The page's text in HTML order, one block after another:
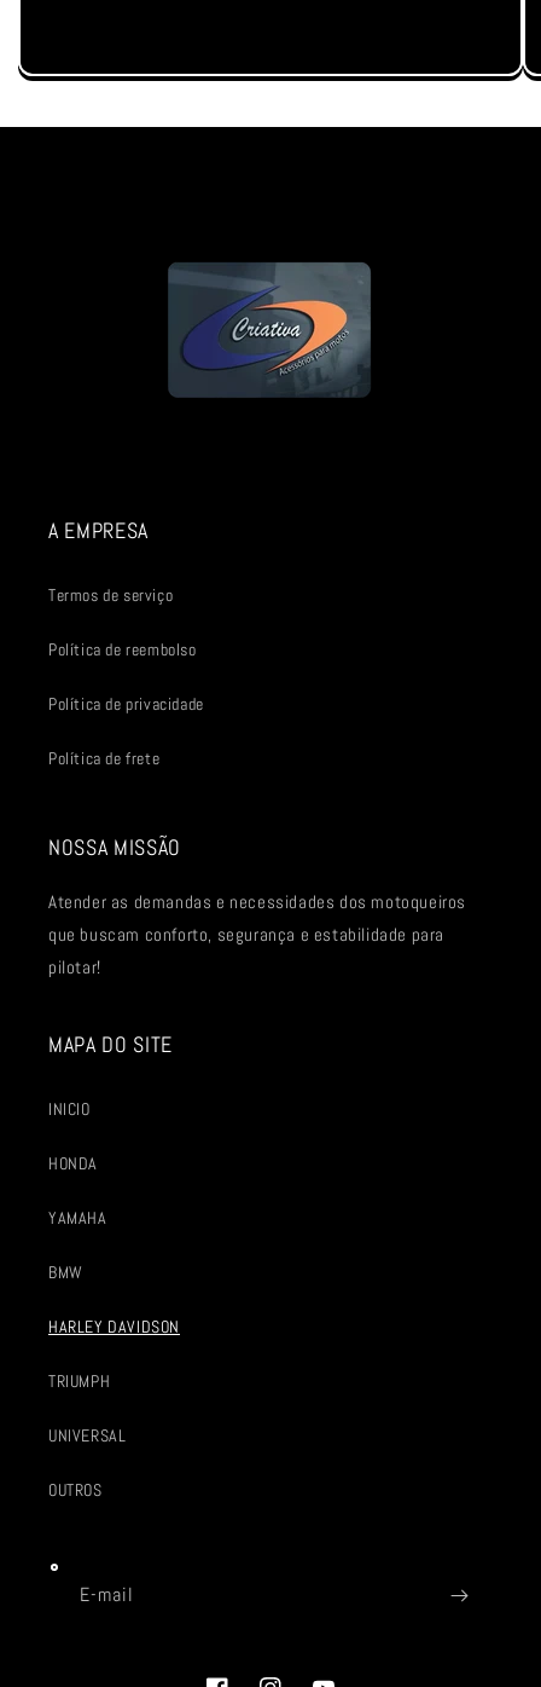
A EMPRESA
Termos de serviço
Política de reembolso
Política de privacidade
Política de frete
NOSSA MISSÃO
Atender as demandas e necessidades dos motoqueiros
que buscam conforto, segurança e estabilidade para
pilotar!
MAPA DO SITE
INICIO
HONDA
YAMAHA
BMW
HARLEY DAVIDSON
TRIUMPH
UNIVERSAL
OUTROS
E-mail